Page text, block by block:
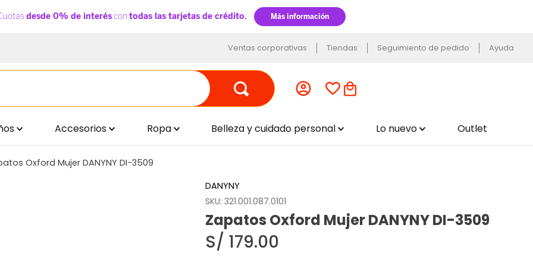
Ventas corporativas Tiendas Seguimiento de pedido Ayuda
Accesorios Ropa Belleza y cuidado personal Lo nuevo Outlet
Oxford Mujer DANYNY DI-3509
DANYNY
SKU: 321.001.087.0101
Zapatos Oxford Mujer DANYNY DI-3509
S/ 179.00